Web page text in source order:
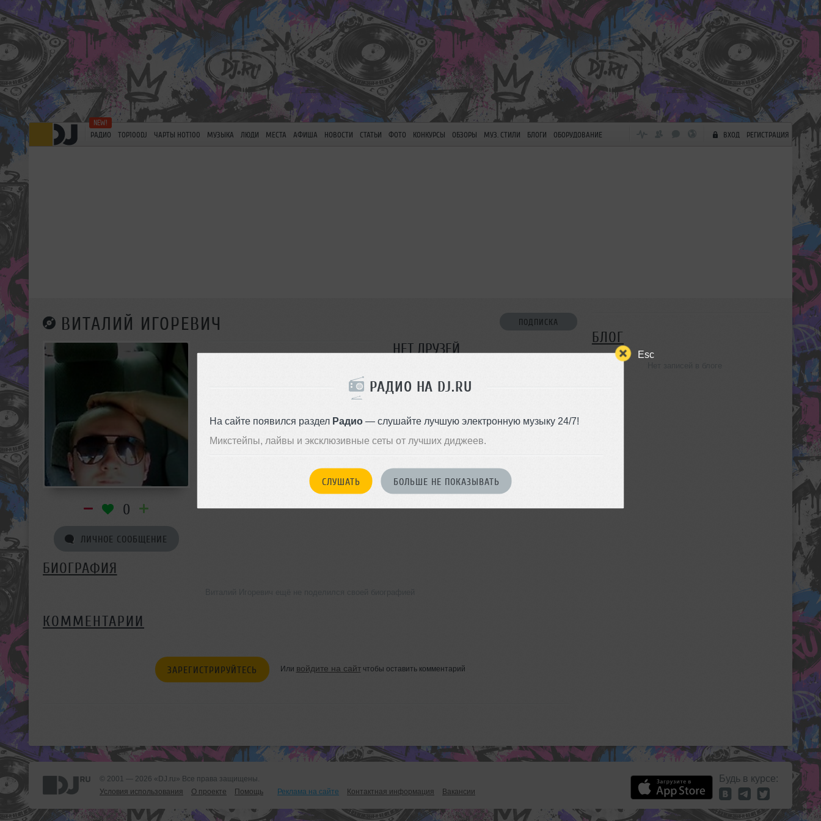
Esc
РАДИО НА DJ.RU
На сайте появился раздел Радио— слушайте лучшую электронную музыку 24/7!
Микстейпы, лайвы и эксклюзивные сеты от лучших диджеев.
СЛУШАТЬ БОЛЬШЕ НЕ ПОКАЗЫВАТЬ
РАДИО TOP100DJ ЧАРТЫ HOT100 МУЗЫКА ЛЮДИ МЕСТА АФИША НОВОСТИ СТАТЬИ ФОТО КОНКУРСЫ ОБЗОРЫ МУЗ. СТИЛИ БЛОГИ ОБОРУДОВАНИЕ ВХОД РЕГИСТРАЦИЯ
ВИТАЛИЙ ИГОРЕВИЧ ПОДПИСКА
0
ЛИЧНОЕ СООБЩЕНИЕ
НЕТ ДРУЗЕЙ
БИОГРАФИЯ
КОММЕНТАРИИ
ЗАРЕГИСТРИРУЙТЕСЬ Или войдите на сайтчтобы оставить комментарий
БЛОГ
© 2001 — 2026 «DJ.ru» Все права защищены.
Условия использования
О проекте Помощь Реклама на сайте Контактная информация Вакансии
Будь в курсе: